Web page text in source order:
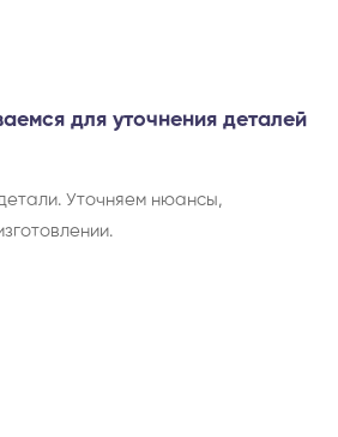
для уточнения деталей
Уточняем нюансы,